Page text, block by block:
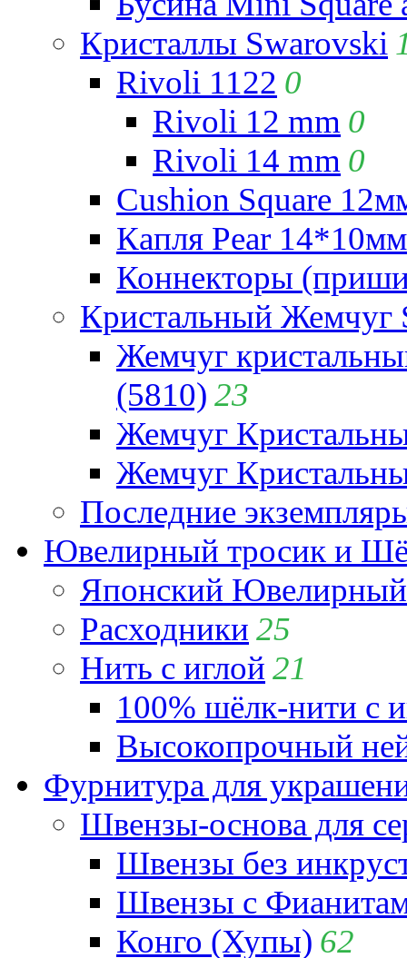
Кристаллы Swarovski
Rivoli 1122 0
Rivoli 12 mm 0
Rivoli 14 mm 0
Cushion Square
Капля Pear
Коннекторы
Кристальный Жемчуг
Жемчуг
(5810) 23
Жемчуг
Жемчуг
Последние
Ювелирный тросик и
Японский
Расходники 25
Нить с иглой 21
100% шёлк-нити с
Высокопрочный
Фурнитура для
Швензы-основа для
Швензы без
Швензы с
Конго (Хупы) 62